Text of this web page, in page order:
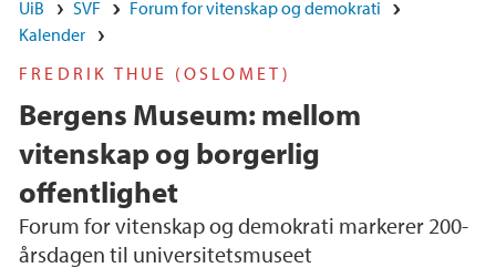
UiB SVF
Forum for vitenskap og demokrati
Kalender
FREDRIK THUE (OSLOMET)
Bergens Museum: mellom
vitenskap og borgerlig
offentlighet
Forum for vitenskap og demokrati markerer 200-
årsdagen til universitetsmuseet